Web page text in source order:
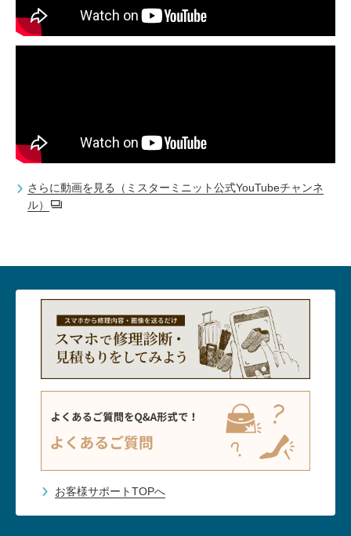
さらに動画を見る（ミスターミニット公式YouTubeチャンネ
ル）
お客様サポートTOPへ